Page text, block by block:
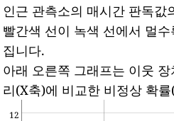
인근 관측소의 매시간 판독값
빨간색 선이 녹색 선에서 멀
집니다.
아래 오른쪽 그래프는 이웃
리(X축)에 비교한 비정상 확
12